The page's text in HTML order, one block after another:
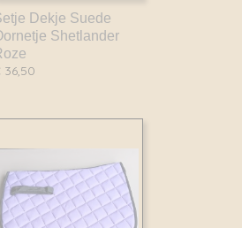
Dekje Suede
Shetlander
36,50